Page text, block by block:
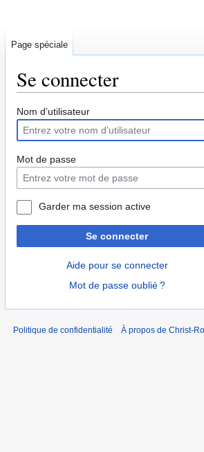
Se connecter
Aller
la
navigation
Aller
la
recherche
Nom d’utilisateur
Mot de passe
Garder ma session active
Se connecter
Aide pour se connecter
Mot de passe oublié ?
Page spéciale
Politique de confidentialité À propos de Christ-